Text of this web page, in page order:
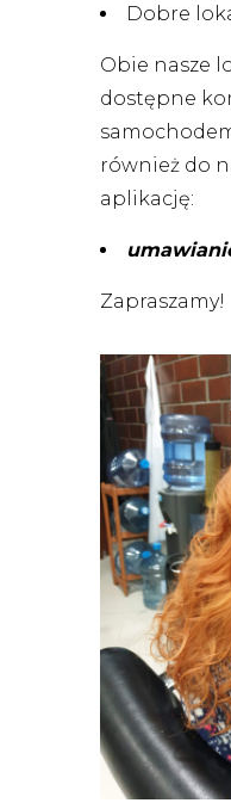
Dobre
Obie nasze
dostępne
również do
aplikację:
Zapraszamy!